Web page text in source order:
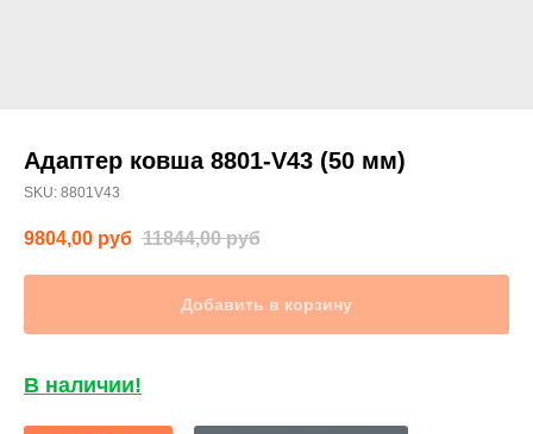
Адаптер ковша 8801-V43 (50 мм)
SKU: 8801V43
9804,00 руб 11844,00 руб
Добавить в корзину
В наличии!